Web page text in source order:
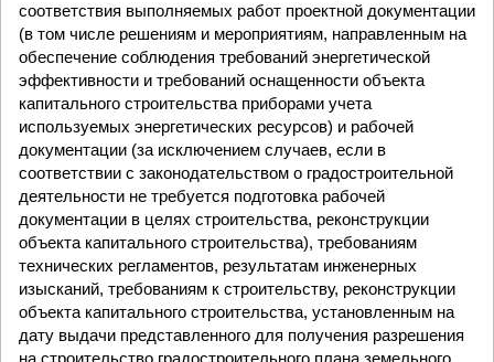
соответствия выполняемых работ проектной документации
(в том числе решениям и мероприятиям, направленным на
обеспечение соблюдения требований энергетической
эффективности и требований оснащенности объекта
капитального строительства приборами учета
используемых энергетических ресурсов) и рабочей
документации (за исключением случаев, если в
соответствии с законодательством о градостроительной
деятельности не требуется подготовка рабочей
документации в целях строительства, реконструкции
объекта капитального строительства), требованиям
технических регламентов, результатам инженерных
изысканий, требованиям к строительству, реконструкции
объекта капитального строительства, установленным на
дату выдачи представленного для получения разрешения
на строительство градостроительного плана земельного